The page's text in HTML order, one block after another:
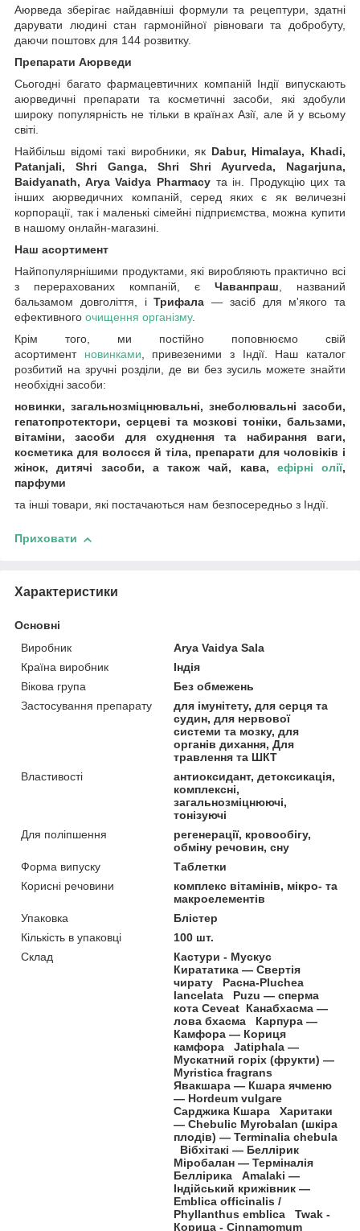
Аюрведа зберігає найдавніші формули та рецептури, здатні
дарувати людині стан гармонійної рівноваги та добробуту,
даючи поштовх для 144 розвитку.
Препарати Аюрведи
Сьогодні багато фармацевтичних компаній Індії випускають
аюрведичні препарати та косметичні засоби, які здобули
широку популярність не тільки в країнах Азії, але й у всьому
світі.
Найбільш відомі такі виробники, як Dabur, Himalaya, Khadi,
Patanjali, Shri Ganga, Shri Shri Ayurveda, Nagarjuna,
Baidyanath, Arya Vaidya Pharmacy та ін. Продукцію цих та
інших аюрведичних компаній, серед яких є як величезні
корпорації, так і маленькі сімейні підприємства, можна купити
в нашому онлайн-магазині.
Наш асортимент
Найпопулярнішими продуктами, які виробляють практично всі
з перерахованих компаній, є Чаванпраш, названий
бальзамом довголіття, іТрифала — засіб для м'якого та
ефективного очищення організму.
Крім того, ми постійно поповнюємо свій
асортимент новинками, привезеними з Індії. Наш каталог
розбитий на зручні розділи, де ви без зусиль можете знайти
необхідні засоби:
новинки, загальнозміцнювальні, знеболювальні засоби,
гепатопротектори, серцеві та мозкові тоніки, бальзами,
вітаміни, засоби для схуднення та набирання ваги,
косметика для волосся й тіла, препарати для чоловіків і
жінок, дитячі засоби, а також чай, кава, ефірні олії,
парфуми
та інші товари, які постачаються нам безпосередньо з Індії.
Приховати
Характеристики
Основні
Виробник
Arya Vaidya Sala
Країна виробник
Індія
Вікова група
Без обмежень
Застосування препарату
для імунітету, для серця та
судин, для нервової
системи та мозку, для
органів дихання, Для
травлення та ШКТ
Властивості
антиоксидант, детоксикація,
комплексні,
загальнозміцнюючі,
тонізуючі
Для поліпшення
регенерації, кровообігу,
обміну речовин, сну
Форма випуску
Таблетки
Корисні речовини
комплекс вітамінів, мікро- та
макроелементів
Упаковка
Блістер
Кількість в упаковці
100 шт.
Склад
Кастури - Мускус
Кирататика — Свертія
чирату Расна-Pluchea
lancelata Puzu — сперма
кота Ceveat Канабхасма —
лова бхасма Карпура —
Камфора — Кориця
камфора Jatiphala —
Мускатний горіх (фрукти) —
Myristica fragrans
Явакшара — Кшара ячменю
— Hordeum vulgare
Сарджика Кшара Харитаки
— Chebulic Myrobalan (шкіра
плодів) — Terminalia chebula
Вібхітакі — Беллірик
Міробалан — Терміналія
Беллірика Amalaki —
Індійський крижівник —
Emblica officinalis /
Phyllanthus emblica Twak -
Корица - Cinnamomum